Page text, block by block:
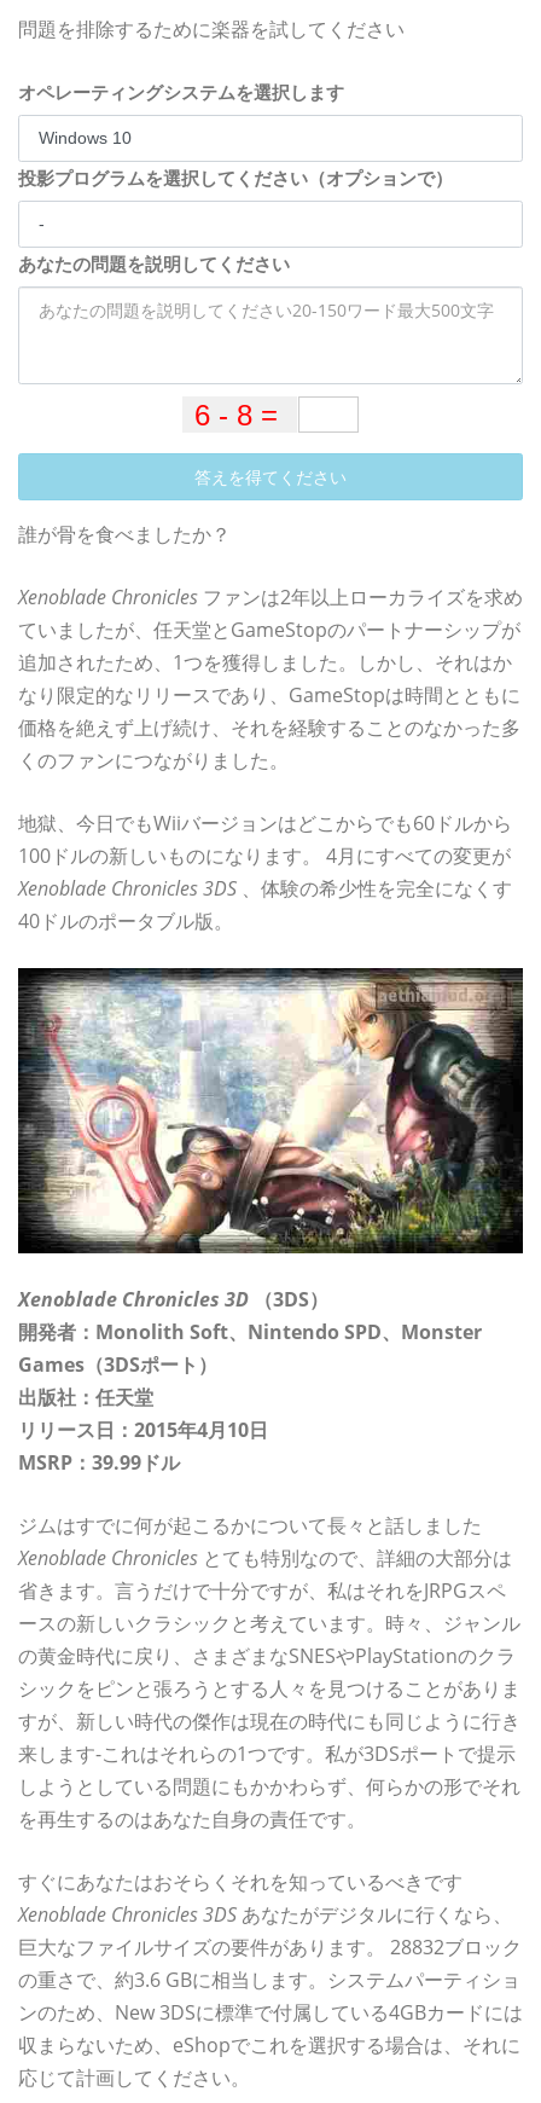
問題を排除するために楽器を試してください
オペレーティングシステムを選択します
投影プログラムを選択してください（オプションで）
あなたの問題を説明してください
答えを得てください
誰が骨を食べましたか？
Xenoblade Chronicles ファンは2年以上ローカライズを求め
ていましたが、任天堂とGameStopのパートナーシップが
追加されたため、1つを獲得しました。しかし、それはか
なり限定的なリリースであり、GameStopは時間とともに
価格を絶えず上げ続け、それを経験することのなかった多
くのファンにつながりました。
地獄、今日でもWiiバージョンはどこからでも60ドルから
100ドルの新しいものになります。 4月にすべての変更が
Xenoblade Chronicles 3DS 、体験の希少性を完全になくす
40ドルのポータブル版。
Xenoblade Chronicles 3D （3DS）
開発者：Monolith Soft、Nintendo SPD、Monster
Games（3DSポート）
出版社：任天堂
リリース日：2015年4月10日
MSRP：39.99ドル
ジムはすでに何が起こるかについて長々と話しました
Xenoblade Chronicles とても特別なので、詳細の大部分は
省きます。言うだけで十分ですが、私はそれをJRPGスペ
ースの新しいクラシックと考えています。時々、ジャンル
の黄金時代に戻り、さまざまなSNESやPlayStationのクラ
シックをピンと張ろうとする人々を見つけることがありま
すが、新しい時代の傑作は現在の時代にも同じように行き
来します-これはそれらの1つです。私が3DSポートで提示
しようとしている問題にもかかわらず、何らかの形でそれ
を再生するのはあなた自身の責任です。
すぐにあなたはおそらくそれを知っているべきです
Xenoblade Chronicles 3DS あなたがデジタルに行くなら、
巨大なファイルサイズの要件があります。 28832ブロック
の重さで、約3.6 GBに相当します。システムパーティショ
ンのため、New 3DSに標準で付属している4GBカードには
収まらないため、eShopでこれを選択する場合は、それに
応じて計画してください。